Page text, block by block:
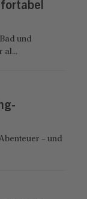
und
al...
– und